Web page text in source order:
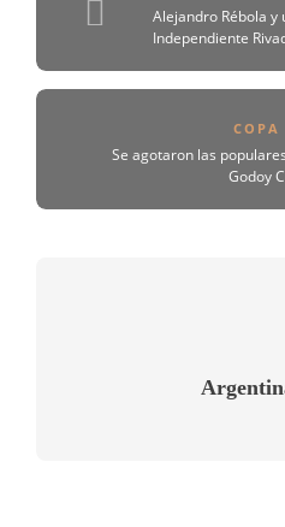
Alejandro Rébola y
Independiente
COPA
Se agotaron las
Godoy